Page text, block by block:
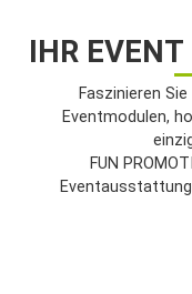
IHR
Faszinieren
Eventmodulen,
FUN